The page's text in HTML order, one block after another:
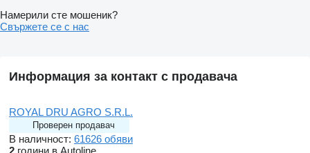
Намерили сте мошеник?
Свържете се с нас
Информация за контакт с продавача
ROYAL DRU AGRO S.R.L.
Проверен продавач
В наличност: 61626 обяви